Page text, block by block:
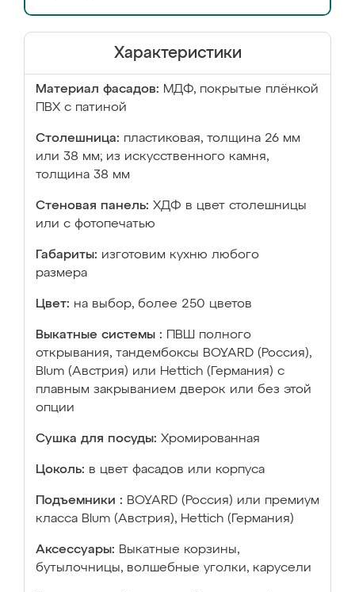
Характеристики
Материал фасадов: МДФ, покрытые плёнкой
ПВХ с патиной
Столешница: пластиковая, толщина 26 мм
или 38 мм; из искусственного камня,
толщина 38 мм
Стеновая панель: ХДФ в цвет столешницы
или с фотопечатью
Габариты: изготовим кухню любого
размера
Цвет: на выбор, более 250 цветов
Выкатные системы :
ПВШ полного
открывания, тандембоксы BOYARD (Россия),
Blum (Австрия) или Hettich (Германия) с
плавным закрыванием дверок или без этой
опции
Сушка для посуды: Хромированная
Цоколь: в цвет фасадов или корпуса
Подъемники : BOYARD (Россия) или премиум
класса Blum (Австрия), Hettich (Германия)
Аксессуары: Выкатные корзины,
бутылочницы, волшебные уголки, карусели